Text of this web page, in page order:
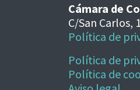
Cámara de
C/San Carlos,
Política de
Política de
Política de